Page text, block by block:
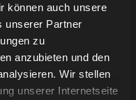
können auch unsere
unserer Partner
zu
anzubieten und den
Wir stellen
unserer Internetseite